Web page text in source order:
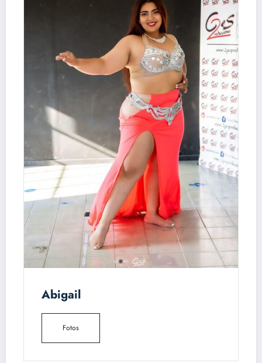
Abigail
Fotos